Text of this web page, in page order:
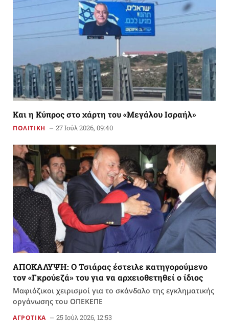
Και η Κύπρος στο χάρτη του «Μεγάλου Ισραήλ»
ΠΟΛΙΤΙΚΗ 27 Ιούλ 2026, 09:40
ΑΠΟΚΑΛΥΨΗ: Ο Τσιάρας έστειλε κατηγορούμενο
τον «Γκρούεζά» του για να αρχειοθετηθεί ο ίδιος
Μαφιόζικοι χειρισμοί για το σκάνδαλο της εγκληματικής
οργάνωσης του ΟΠΕΚΕΠΕ
ΑΓΡΟΤΙΚΑ 25 Ιούλ 2026, 12:53